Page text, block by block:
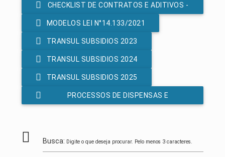
CHECKLIST DE CONTRATOS E ADITIVOS -
LEI 14.133/2021
MODELOS LEI N°14.133/2021
TRANSUL SUBSIDIOS 2023
TRANSUL SUBSIDIOS 2024
TRANSUL SUBSIDIOS 2025
PROCESSOS DE DISPENSAS E
Busca: Digite o que deseja procurar. Pelo menos 3 caracteres.